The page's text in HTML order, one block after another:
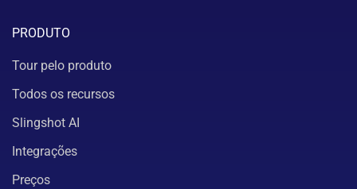
PRODUTO
Tour pelo produto
Todos os recursos
Slingshot AI
Integrações
Preços